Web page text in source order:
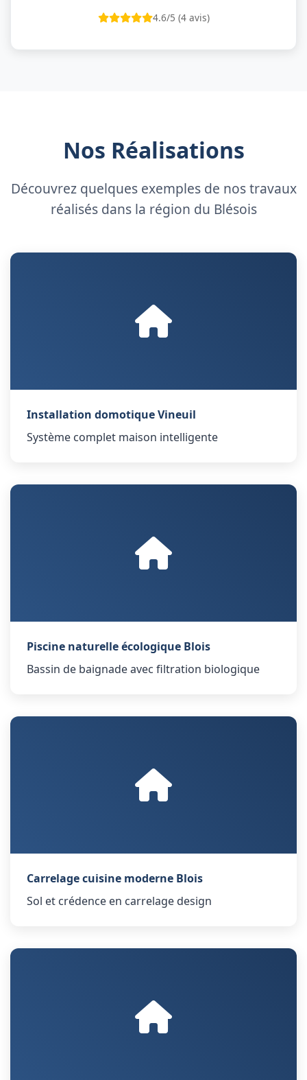
4.6/5 (4 avis)
Nos Réalisations
Découvrez quelques exemples de nos travaux
réalisés dans la région du Blésois
Installation domotique Vineuil
Système complet maison intelligente
Piscine naturelle écologique Blois
Bassin de baignade avec filtration biologique
Carrelage cuisine moderne Blois
Sol et crédence en carrelage design